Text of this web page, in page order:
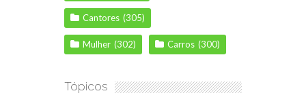
Cantores (305)
Mulher (302) Carros (300)
Tópicos